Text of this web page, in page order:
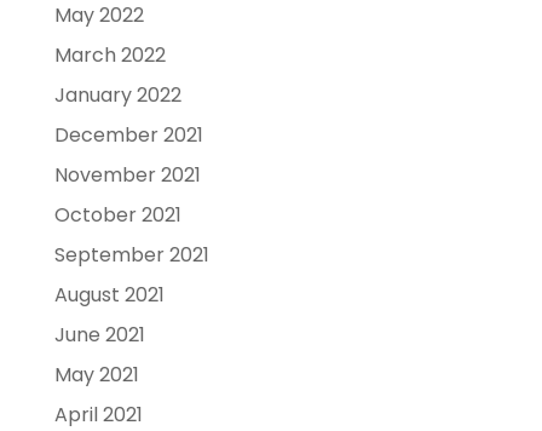
May 2022
March 2022
January 2022
December 2021
November 2021
October 2021
September 2021
August 2021
June 2021
May 2021
April 2021